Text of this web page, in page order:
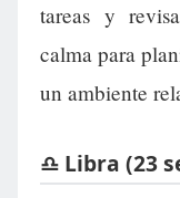
tareas y
calma para
un ambiente
♎ Libra (23